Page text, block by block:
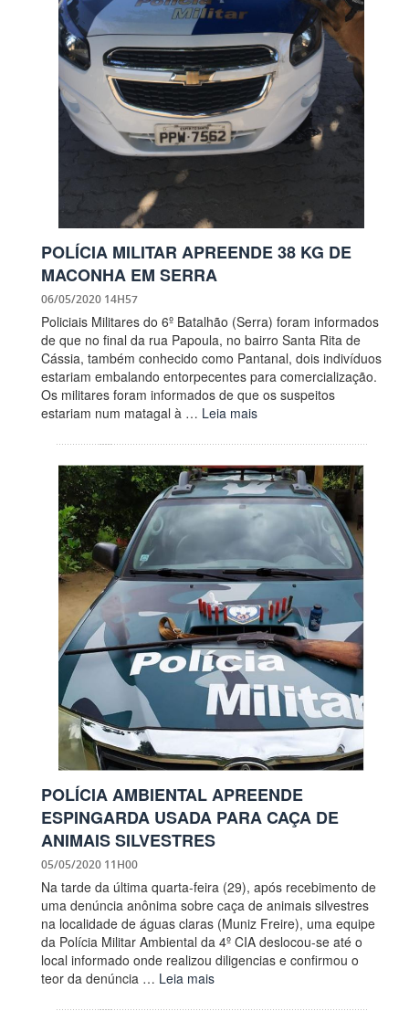
POLÍCIA MILITAR APREENDE 38 KG DE
MACONHA EM SERRA
06/05/2020 14H57
Policiais Militares do 6º Batalhão (Serra) foram informados
de que no final da rua Papoula, no bairro Santa Rita de
Cássia, também conhecido como Pantanal, dois indivíduos
estariam embalando entorpecentes para comercialização.
Os militares foram informados de que os suspeitos
estariam num matagal à … Leia mais
POLÍCIA AMBIENTAL APREENDE
ESPINGARDA USADA PARA CAÇA DE
ANIMAIS SILVESTRES
05/05/2020 11H00
Na tarde da última quarta-feira (29), após recebimento de
uma denúncia anônima sobre caça de animais silvestres
na localidade de águas claras (Muniz Freire), uma equipe
da Polícia Militar Ambiental da 4º CIA deslocou-se até o
local informado onde realizou diligencias e confirmou o
teor da denúncia … Leia mais